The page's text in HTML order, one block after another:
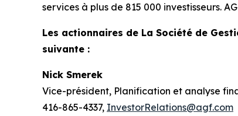
services à plus de 815 000 investisseurs.
Les actionnaires de La Société de
suivante :
Nick Smerek
Vice-président, Planification et analyse
416-865-4337, InvestorRelations@agf.com